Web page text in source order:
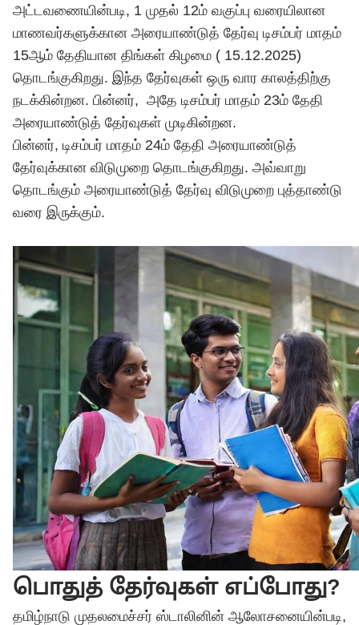
அட்டவணையின்படி, 1 முதல் 12ம் வகுப்பு வரையிலான
மாணவர்களுக்கான அரையாண்டுத் தேர்வு டிசம்பர் மாதம்
15ஆம் தேதியான திங்கள் கிழமை ( 15.12.2025)
தொடங்குகிறது. இந்த தேர்வுகள் ஒரு வார காலத்திற்கு
நடக்கின்றன. பின்னர், அதே டிசம்பர் மாதம் 23ம் தேதி
அரையாண்டுத் தேர்வுகள் முடிகின்றன.
பின்னர், டிசம்பர் மாதம் 24ம் தேதி அரையாண்டுத்
தேர்வுக்கான விடுமுறை தொடங்குகிறது. அவ்வாறு
தொடங்கும் அரையாண்டுத் தேர்வு விடுமுறை புத்தாண்டு
வரை இருக்கும்.
பொதுத் தேர்வுகள் எப்போது?
தமிழ்நாடு முதலமைச்சர் ஸ்டாலினின் ஆலோசனையின்படி,